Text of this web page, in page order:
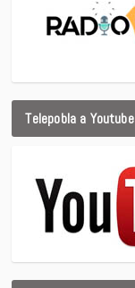
Telepobla a Youtube